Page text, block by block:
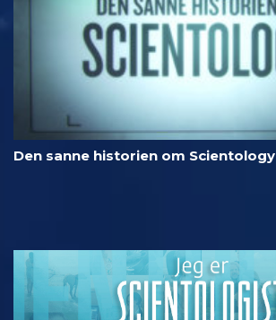
Den sanne historien om Scientology